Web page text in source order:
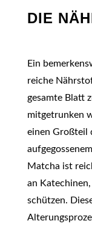
DIE
Ein
reiche
gesamte Blatt
mitgetrunken
einen Großteil
Matcha ist
an
schützen.